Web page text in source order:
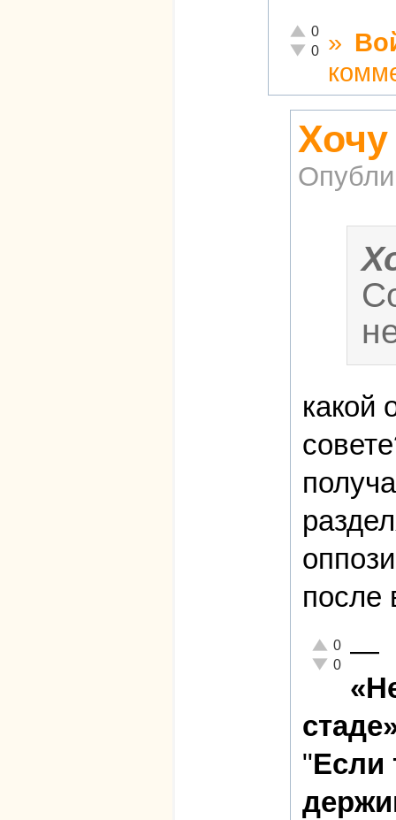
Отлично!
0
Неадекватно!
0 »
какой
после
Отлично!
0
Неадекватно!
0 —
"Если